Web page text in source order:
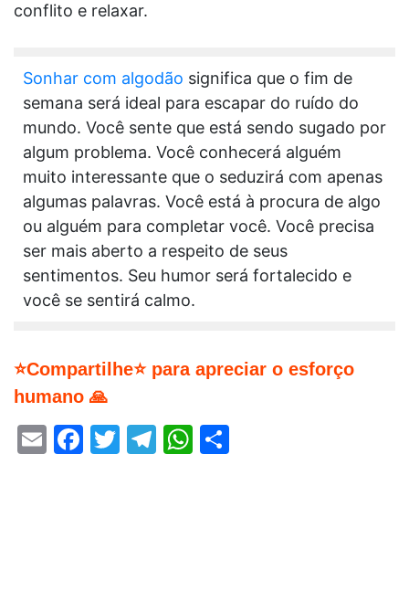
conflito e relaxar.
Sonhar com algodão significa que o fim de
semana será ideal para escapar do ruído do
mundo. Você sente que está sendo sugado por
algum problema. Você conhecerá alguém
muito interessante que o seduzirá com apenas
algumas palavras. Você está à procura de algo
ou alguém para completar você. Você precisa
ser mais aberto a respeito de seus
sentimentos. Seu humor será fortalecido e
você se sentirá calmo.
⭐Compartilhe⭐ para apreciar o esforço
humano 🙏
EmailFacebook
Twitter
Telegram
WhatsApp